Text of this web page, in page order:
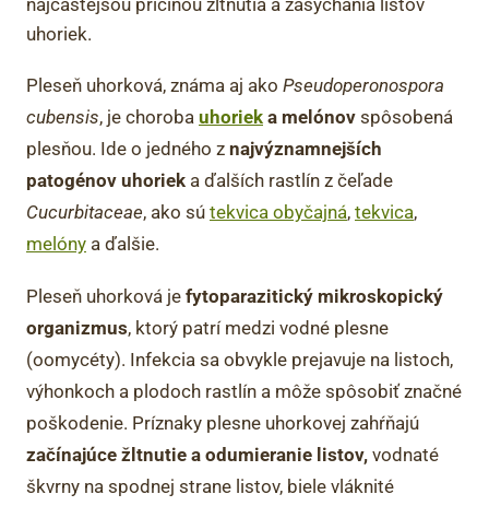
najčastejšou príčinou žltnutia a zasychania listov
uhoriek.
Pleseň uhorková, známa aj ako Pseudoperonospora
cubensis, je choroba uhoriek a melónov spôsobená
plesňou. Ide o jedného z najvýznamnejších
patogénov uhoriek a ďalších rastlín z čeľade
Cucurbitaceae, ako sú tekvica obyčajná, tekvica,
melóny a ďalšie.
Pleseň uhorková je fytoparazitický mikroskopický
organizmus, ktorý patrí medzi vodné plesne
(oomycéty). Infekcia sa obvykle prejavuje na listoch,
výhonkoch a plodoch rastlín a môže spôsobiť značné
poškodenie. Príznaky plesne uhorkovej zahŕňajú
začínajúce žltnutie a odumieranie listov, vodnaté
škvrny na spodnej strane listov, biele vláknité